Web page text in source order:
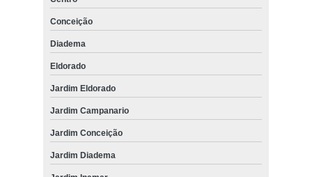
Conceição
Diadema
Eldorado
Jardim Eldorado
Jardim Campanario
Jardim Conceição
Jardim Diadema